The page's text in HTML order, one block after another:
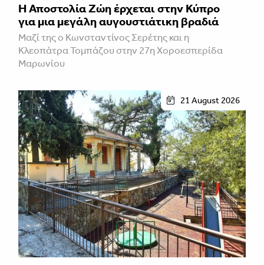
Η Αποστολία Ζώη έρχεται στην Κύπρο
για μια μεγάλη αυγουστιάτικη βραδιά
Μαζί της ο Κωνσταντίνος Σερέτης και η
Κλεοπάτρα Τομπάζου στην 27η Χοροεσπερίδα
Μαρωνίου
21 August 2026